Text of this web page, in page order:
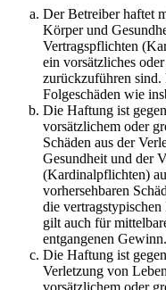
Der Betreiber haftet
Körper und
Vertragspflichten
ein vorsätzliches
zurückzuführen
Folgeschäden wie
Die Haftung ist
vorsätzlichem oder
Schäden aus der
Gesundheit und der
(Kardinalpflichten)
vorhersehbaren
die
gilt auch für
entgangenen Gewinn.
Die Haftung ist
Verletzung von